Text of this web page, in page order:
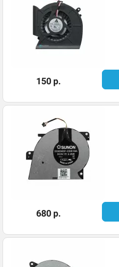
150 р.
680 р.